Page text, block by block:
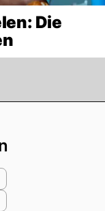
Die